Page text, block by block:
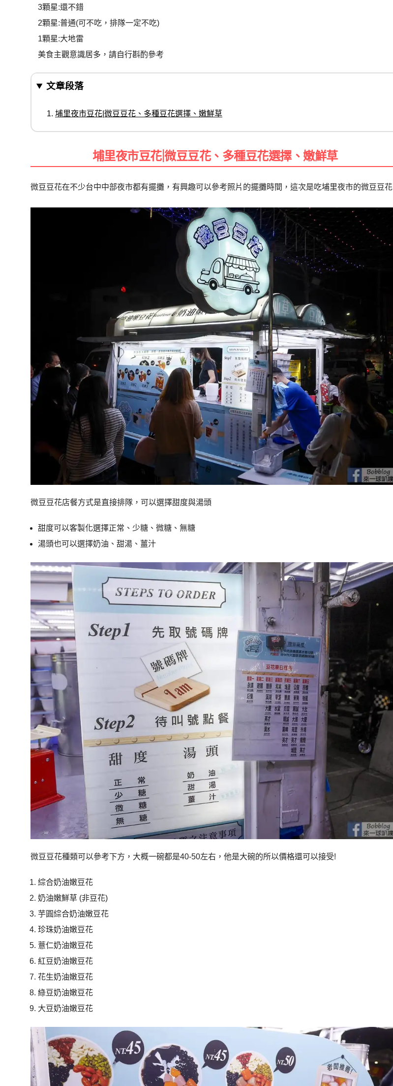
3顆星:還不錯
2顆星:普通(可不吃，排隊一定不吃)
1顆星:大地雷
美食主觀意識居多，請自行斟酌參考
文章段落
埔里夜市豆花|微豆豆花、多種豆花選擇、嫩鮮草
埔里夜市豆花|微豆豆花、多種豆花選擇、嫩鮮草
微豆豆花在不少台中中部夜市都有擺攤，有興趣可以參考照片的擺攤時間，這次是吃埔里夜市的微豆豆花
微豆豆花店餐方式是直接排隊，可以選擇甜度與湯頭
甜度可以客製化選擇正常、少糖、微糖、無糖
湯頭也可以選擇奶油、甜湯、薑汁
微豆豆花種類可以參考下方，大概一碗都是40-50左右，他是大碗的所以價格還可以接受!
綜合奶油嫩豆花
奶油嫩鮮草 (非豆花)
芋圓綜合奶油嫩豆花
珍珠奶油嫩豆花
薏仁奶油嫩豆花
紅豆奶油嫩豆花
花生奶油嫩豆花
綠豆奶油嫩豆花
大豆奶油嫩豆花